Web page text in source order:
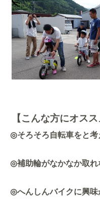
【こんな方にオスス
◎そろそろ自転車をと
◎補助輪がなかなか取
◎へんしんバイクに興